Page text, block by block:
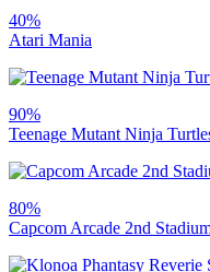
40%
Atari Mania
90%
Teenage Mutant Ninja
80%
Capcom Arcade 2nd